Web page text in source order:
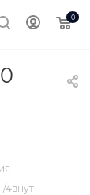
0
—
4внут